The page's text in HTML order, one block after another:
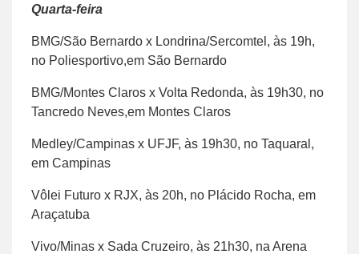
Quarta-feira
BMG/São Bernardo x Londrina/Sercomtel, às 19h,
no Poliesportivo,em São Bernardo
BMG/Montes Claros x Volta Redonda, às 19h30, no
Tancredo Neves,em Montes Claros
Medley/Campinas x UFJF, às 19h30, no Taquaral,
em Campinas
Vôlei Futuro x RJX, às 20h, no Plácido Rocha, em
Araçatuba
Vivo/Minas x Sada Cruzeiro, às 21h30, na Arena